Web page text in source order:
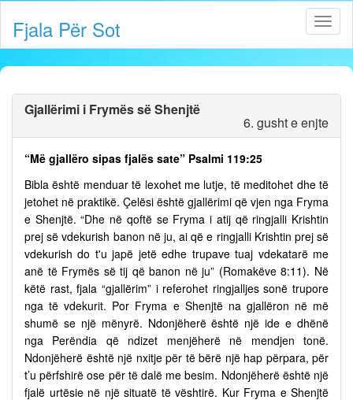
Fjala Për Sot
Gjallërimi i Frymës së Shenjtë
6. gusht e enjte
“Më gjallëro sipas fjalës sate” Psalmi 119:25
Bibla është menduar të lexohet me lutje, të meditohet dhe të
jetohet në praktikë. Çelësi është gjallërimi që vjen nga Fryma
e Shenjtë. “Dhe në qoftë se Fryma i atij që ringjalli Krishtin
prej së vdekurish banon në ju, ai që e ringjalli Krishtin prej së
vdekurish do t'u japë jetë edhe trupave tuaj vdekatarë me
anë të Frymës së tij që banon në ju” (Romakëve 8:11). Në
këtë rast, fjala “gjallërim” i referohet ringjalljes sonë trupore
nga të vdekurit. Por Fryma e Shenjtë na gjallëron në më
shumë se një mënyrë. Ndonjëherë është një ide e dhënë
nga Perëndia që ndizet menjëherë në mendjen tonë.
Ndonjëherë është një nxitje për të bërë një hap përpara, për
t’u përfshirë ose për të dalë me besim. Ndonjëherë është një
fjalë urtësie në një situatë të vështirë. Kur Fryma e Shenjtë